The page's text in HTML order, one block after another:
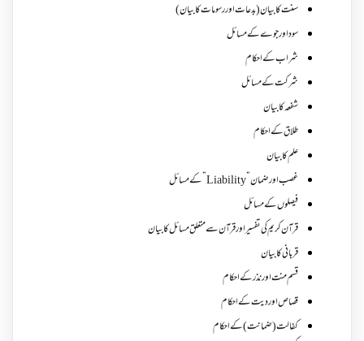
سنت کا بیان (بدعات اور رسومات کا بیان)
سود اور جوے کے مسائل
شراب کے احکام
شرکت کے مسائل
شفعہ کا بیان
طلاق کے احکام
علم کا بیان
غصب اورضمان”Liability” کے مسائل
فیصلوں کے مسائل
قرآن کریم کی تفسیر اور قرآن سے متعلق مسائل کا بیان
قربانی کا بیان
قسم منت اور نذر کے احکام
قصاص اور دیت کے احکام
کفالت (ضمانت) کے احکام